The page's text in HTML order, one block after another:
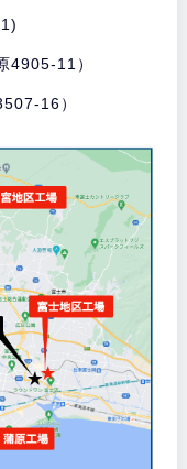
4905-11）
16）